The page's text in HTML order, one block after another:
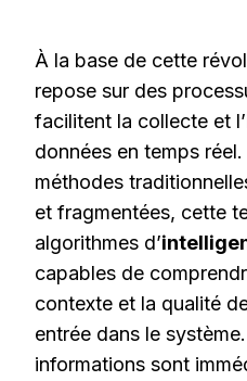
À la base de cette
repose sur des
facilitent la collecte et
données en temps
méthodes
et fragmentées, cette
algorithmes d’
capables de
contexte et la qualité
entrée dans le
informations sont